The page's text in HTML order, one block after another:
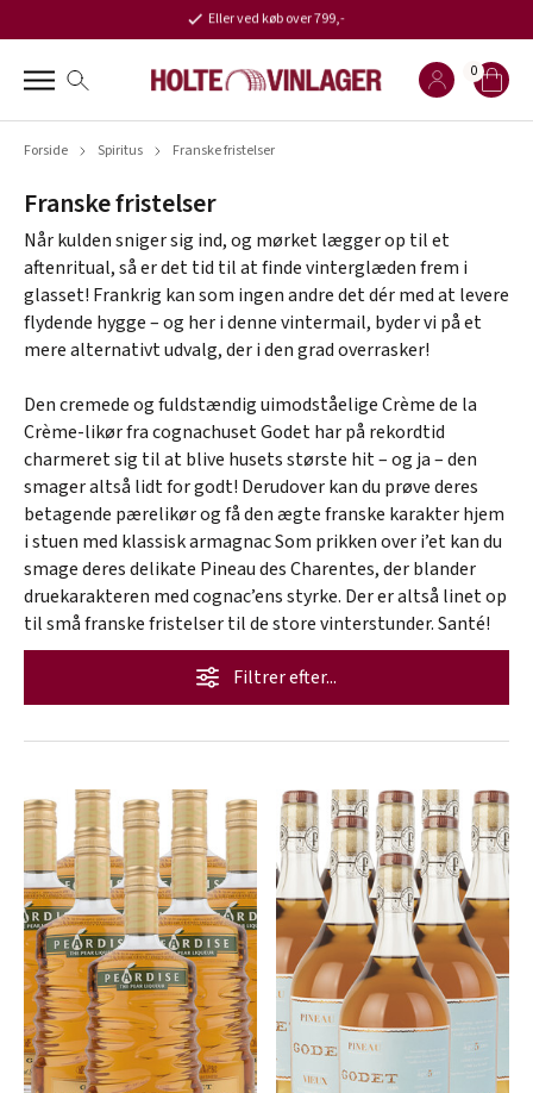
Eller ved køb over 799,-
0
Forside Spiritus Franske fristelser
Franske fristelser
Når kulden sniger sig ind, og mørket lægger op til et
aftenritual, så er det tid til at finde vinterglæden frem i
glasset! Frankrig kan som ingen andre det dér med at levere
flydende hygge – og her i denne vintermail, byder vi på et
mere alternativt udvalg, der i den grad overrasker!
Den cremede og fuldstændig uimodståelige Crème de la
Crème-likør fra cognachuset Godet har på rekordtid
charmeret sig til at blive husets største hit – og ja – den
smager altså lidt for godt! Derudover kan du prøve deres
betagende pærelikør og få den ægte franske karakter hjem
i stuen med klassisk armagnac Som prikken over i’et kan du
smage deres delikate Pineau des Charentes, der blander
druekarakteren med cognac’ens styrke. Der er altså linet op
til små franske fristelser til de store vinterstunder. Santé!
Filtrer efter...